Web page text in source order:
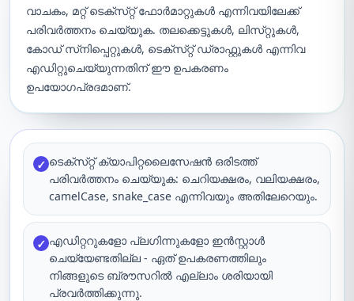
വാചകം, മറ്റ് ടെക്‌സ്‌റ്റ് ഫോർമാറ്റുകൾ എന്നിവയിലേക്ക്
പരിവർത്തനം ചെയ്യുക. തലക്കെട്ടുകൾ, ലിസ്‌റ്റുകൾ,
കോഡ് സ്‌നിപ്പെറ്റുകൾ, ടെക്‌സ്‌റ്റ് ഡ്രാഫ്റ്റുകൾ എന്നിവ
എഡിറ്റുചെയ്യുന്നതിന് ഈ ഉപകരണം
ഉപയോഗപ്രദമാണ്.
✓ ടെക്‌സ്‌റ്റ് ക്യാപിറ്റലൈസേഷൻ ഒരിടത്ത്
പരിവർത്തനം ചെയ്യുക: ചെറിയക്ഷരം, വലിയക്ഷരം,
camelCase, snake_case എന്നിവയും അതിലേറെയും.
✓ എഡിറ്ററുകളോ പ്ലഗിന്നുകളോ ഇൻസ്റ്റാൾ
ചെയ്യേണ്ടതില്ല - ഏത് ഉപകരണത്തിലും
നിങ്ങളുടെ ബ്രൗസറിൽ എല്ലാം ശരിയായി
പ്രവർത്തിക്കുന്നു.